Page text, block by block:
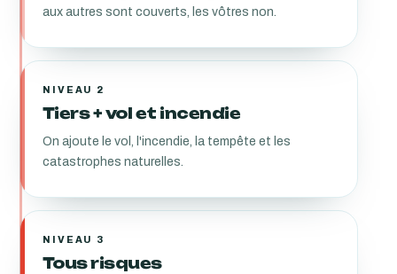
aux autres sont couverts, les vôtres non.
NIVEAU 2
Tiers + vol et incendie
On ajoute le vol, l'incendie, la tempête et les
catastrophes naturelles.
NIVEAU 3
Tous risques